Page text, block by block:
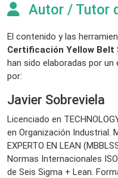
Autor / Tutor
El contenido y las
Certificación Yellow Belt
han sido elaboradas por
por:
Javier Sobreviela
Licenciado en
en Organización Industrial.
EXPERTO EN LEAN
Normas Internacionales
de Seis Sigma + Lean.